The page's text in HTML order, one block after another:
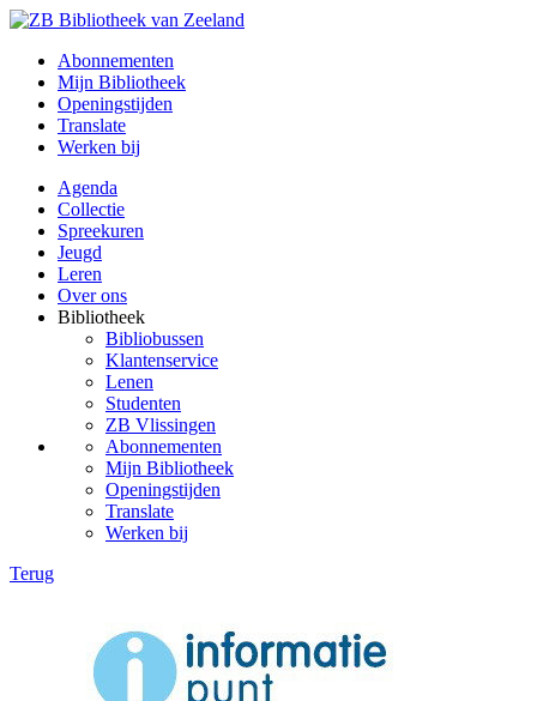
Abonnementen
Mijn Bibliotheek
Openingstijden
Translate
Werken bij
Agenda
Collectie
Spreekuren
Jeugd
Leren
Over ons
Bibliotheek
Bibliobussen
Klantenservice
Lenen
Studenten
ZB Vlissingen
Abonnementen
Mijn Bibliotheek
Openingstijden
Translate
Werken bij
Terug